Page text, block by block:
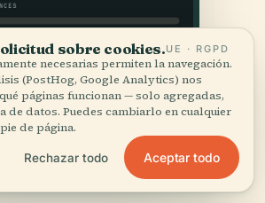
sobre cookies.UE · RGPD
necesarias permiten la navegación.
(PostHog, Google Analytics) nos
páginas funcionan — solo agregadas,
de datos. Puedes cambiarlo en cualquier
de página.
Rechazar todo Aceptar todo